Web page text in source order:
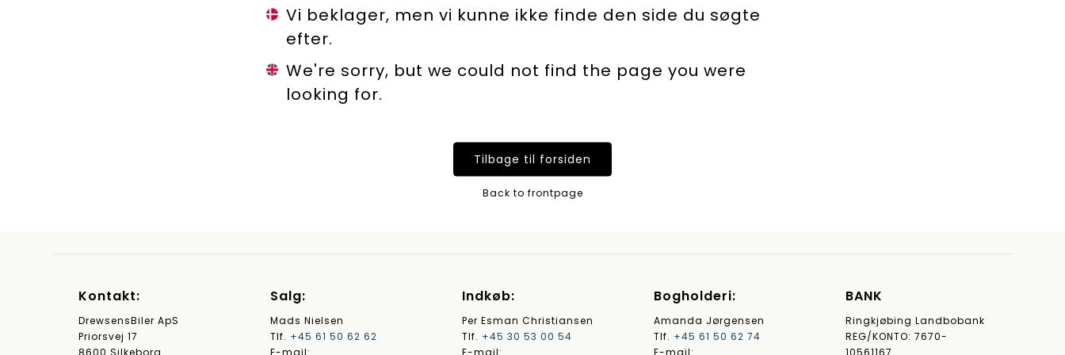
Vi beklager, men vi kunne ikke finde den side du søgte
efter.
We're sorry, but we could not find the page you were
looking for.
Tilbage til forsiden
Back to frontpage
Kontakt:
DrewsensBiler ApS
Priorsvej 17
8600 Silkeborg
Salg:
Mads Nielsen
Tlf. +45 61 50 62 62
E-mail:
Indkøb:
Per Esman Christiansen
Tlf. +45 30 53 00 54
E-mail:
Bogholderi:
Amanda Jørgensen
Tlf. +45 61 50 62 74
E-mail:
BANK
Ringkjøbing Landbobank
REG/KONTO: 7670-
10561167